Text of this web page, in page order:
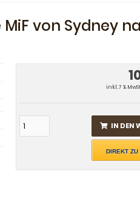
MiF von Sydney
inkl. 7 %
IN DEN
DIREKT ZU